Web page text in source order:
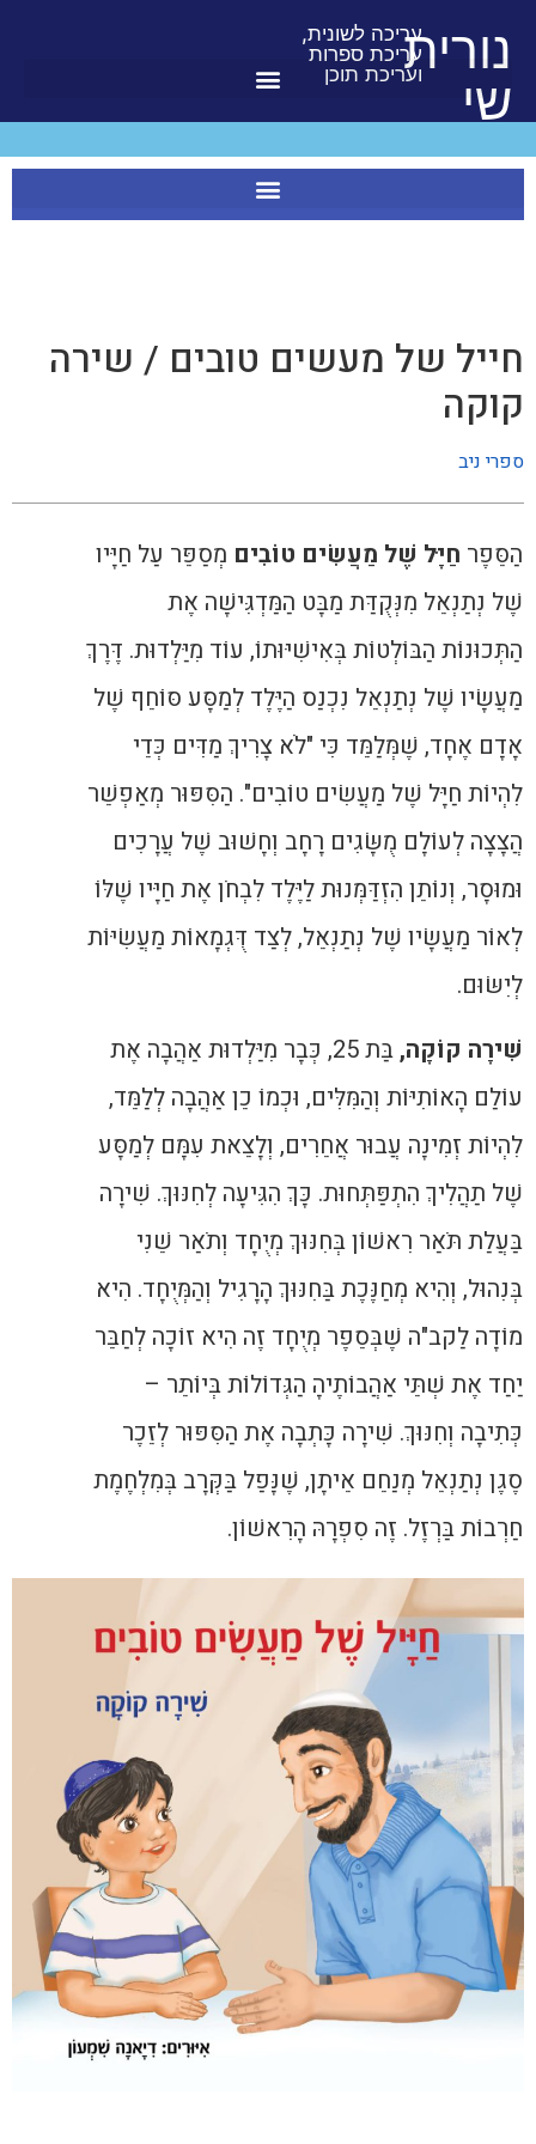
נורית
שי
עריכה לשונית,
עריכת ספרות
ועריכת תוכן
חייל של מעשים טובים / שירה
קוקה
ספרי ניב
הַסֵּפֶר חַיָּל שֶׁל מַעֲשִׂים טוֹבִים מְסַפֵּר עַל חַיָּיו
שֶׁל נְתַנְאֵל מִנְּקֻדַּת מַבָּט הַמַּדְגִּישָׁה אֶת
הַתְּכוּנוֹת הַבּוֹלְטוֹת בְּאִישִׁיּוּתוֹ, עוֹד מִיַּלְדוּת. דֶּרֶךְ
מַעֲשָׂיו שֶׁל נְתַנְאֵל נִכְנַס הַיֶּלֶד לְמַסָּע סּוֹחֵף שֶׁל
אָדָם אֶחָד, שֶׁמְּלַמֵּד כִּי "לֹא צָרִיךְ מַדִּים כְּדֵי
לִהְיוֹת חַיָּל שֶׁל מַעֲשִׂים טוֹבִים". הַסִּפּוּר מְאַפְשֵׁר
הֲצָצָה לְעוֹלָם מֻשָּׂגִים רָחָב וְחָשׁוּב שֶׁל עֲרָכִים
וּמוּסָר, וְנוֹתֵן הִזְדַּמְּנוּת לַיֶּלֶד לִבְחֹן אֶת חַיָּיו שֶׁלּוֹ
לְאוֹר מַעֲשָׂיו שֶׁל נְתַנְאֵל, לְצַד דֻּגְמָאוֹת מַעֲשִׂיּוֹת
לְיִשּׂוּם.
שִׁירָה קוֹקָה,
בַּת 25, כְּבָר מִיַּלְדוּת אַהֲבָה אֶת
עוֹלַם הָאוֹתִיּוֹת וְהַמִּלִּים, וּכְמוֹ כֵן אַהֲבָה לְלַמֵּד,
לִהְיוֹת זְמִינָה עֲבוּר אֲחֵרִים, וְלָצֵאת עִמָּם לְמַסָּע
שֶׁל תַהֲלִיךְ הִתְפַּתְּחוּת. כָּךְ הִגִּיעָה לְחִנּוּךְ. שִׁירָה
בַּעֲלַת תֹּאַר רִאשׁוֹן בְּחִנּוּךְ מְיֻחָד וְתֹאַר שֵׁנִי
בְּנִהוּל, וְהִיא מְחַנֶּכֶת בַּחִנּוּךְ הָרָגִיל וְהַמְּיֻחָד. הִיא
מוֹדָה לַקב"ה שֶׁבְּסֵפֶר מְיֻחָד זֶה הִיא זוֹכָה לְחַבֵּר
יַחַד אֶת שְׁתֵּי אַהֲבוֹתֶיהָ הַגְּדוֹלוֹת בְּיוֹתֵר –
כְּתִיבָה וְחִנּוּךְ. שִׁירָה כָּתְבָה אֶת הַסִּפּוּר לְזֵכֶר
סֶגֶן נְתַנְאֵל מְנַחֵם אֵיתָן, שֶׁנָּפַל בַּקְּרָב בְּמִלְחֶמֶת
חַרְבוֹת בַּרְזֶל. זֶה סִפְרָהּ הָרִאשׁוֹן.